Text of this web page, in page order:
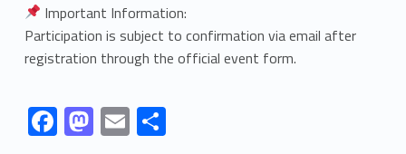
Important Information:
Participation is subject to confirmation via email after
registration through the official event form.
Link identifier #identifier__8680-1 F
Link identifier #identifier__41270-2 M
Link identifier #identifier__136627-3 E
Link identifier #identifier__69439-4 S